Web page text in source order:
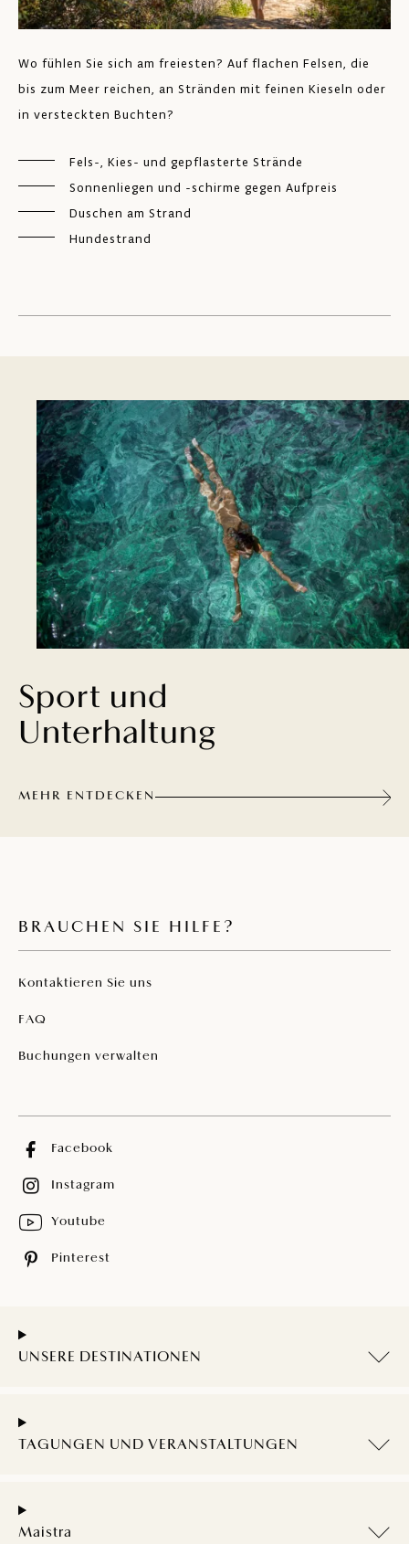
Wo fühlen Sie sich am freiesten? Auf flachen Felsen, die
bis zum Meer reichen, an Stränden mit feinen Kieseln oder
in versteckten Buchten?
Fels-, Kies- und gepflasterte Strände
Sonnenliegen und -schirme gegen Aufpreis
Duschen am Strand
Hundestrand
Sport und
Unterhaltung
MEHR ENTDECKEN
BRAUCHEN SIE HILFE?
Kontaktieren Sie uns
FAQ
Buchungen verwalten
Facebook
Instagram
Youtube
Pinterest
UNSERE DESTINATIONEN
TAGUNGEN UND VERANSTALTUNGEN
Maistra